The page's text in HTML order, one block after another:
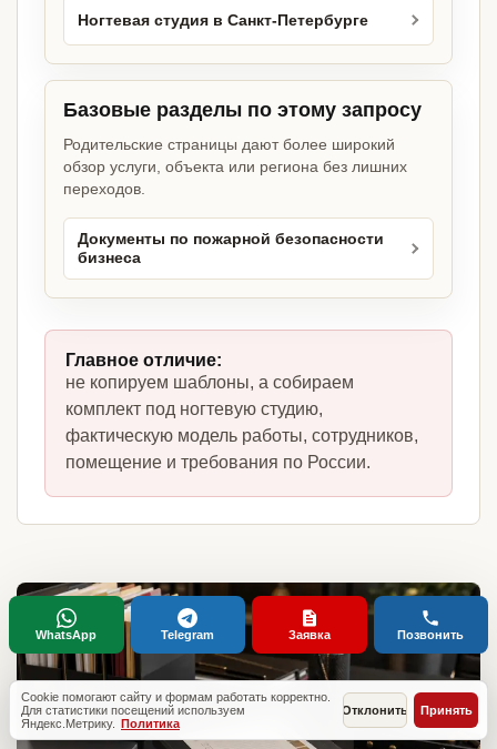
Ногтевая студия в Санкт-Петербурге
Базовые разделы по этому запросу
Родительские страницы дают более широкий
обзор услуги, объекта или региона без лишних
переходов.
Документы по пожарной безопасности
бизнеса
Главное отличие:
не копируем шаблоны, а собираем
комплект под ногтевую студию,
фактическую модель работы, сотрудников,
помещение и требования по России.
Cookie помогают сайту и формам работать корректно.
Для статистики посещений используем
Яндекс.Метрику. Политика
Отклонить Принять
WhatsApp Telegram Заявка Позвонить